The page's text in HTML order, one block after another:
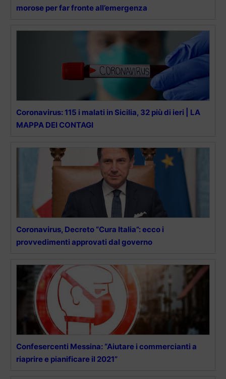
morose per far fronte all’emergenza
Coronavirus: 115 i malati in Sicilia, 32 più di ieri | LA
MAPPA DEI CONTAGI
Coronavirus, Decreto “Cura Italia”: ecco i
provvedimenti approvati dal governo
Confesercenti Messina: “Aiutare i commercianti a
riaprire e pianificare il 2021”